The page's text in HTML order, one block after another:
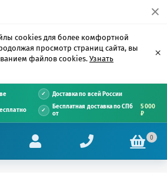
cookies для более комфортной
просмотр страниц сайта, вы
файлов cookies. Узнать
×
Доставка по всей России
Бесплатная доставка по СПб
от
5 000
₽
0